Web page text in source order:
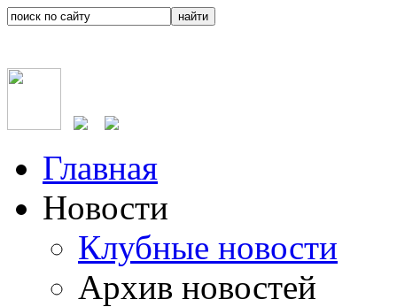
Главная
Новости
Клубные новости
Архив новостей